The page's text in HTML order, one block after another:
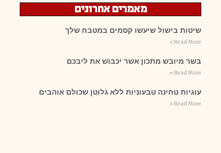
מאמרים אחרונים
שיטות בישול שיעשו קסמים במטבח שלך
Read More »
בשר מיובש מתכון אשר יכבוש את ליבכם
Read More »
עוגיות טחינה טבעוניות ללא גלוטן שכולם אוהבים
Read More »